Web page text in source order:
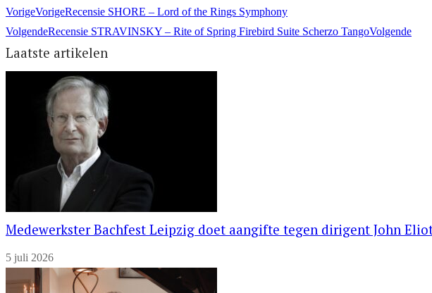
VorigeVorigeRecensie SHORE – Lord of the Rings Symphony
VolgendeRecensie STRAVINSKY – Rite of Spring Firebird Suite Scherzo TangoVolgende
Laatste artikelen
Medewerkster Bachfest Leipzig doet aangifte tegen dirigent John
5 juli 2026